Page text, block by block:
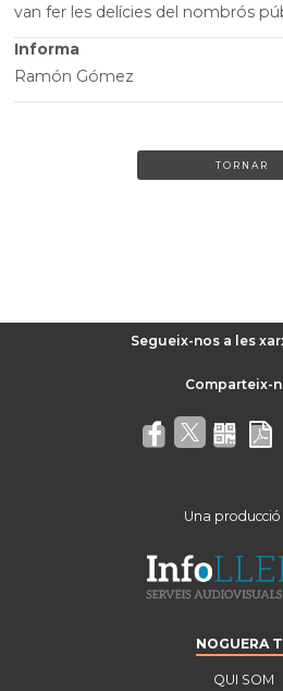
van fer les delícies del nombrós
Informa
Ramón Gómez
TORNAR
Segueix-nos a les
Una producció
NOGUERA
QUI SOM